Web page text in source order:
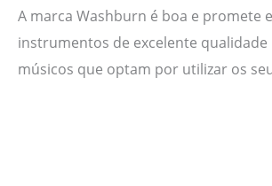
A marca Washburn é boa e promete
instrumentos de excelente qualidade
músicos que optam por utilizar os